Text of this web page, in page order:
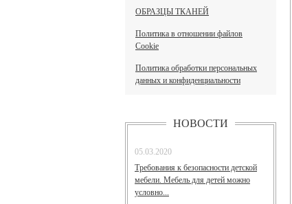
ОБРАЗЦЫ ТКАНЕЙ
Политика в отношении файлов
Cookie
Политика обработки персональных
данных и конфиденциальности
НОВОСТИ
05.03.2020
Требования к безопасности детской
мебели. Мебель для детей можно
условно...